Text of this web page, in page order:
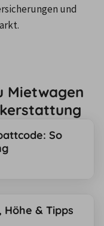
und
Mietwagen
So
& Tipps